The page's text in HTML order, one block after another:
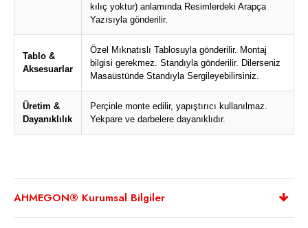
kılıç yoktur) anlamında Resimlerdeki Arapça
Yazısıyla gönderilir.
Tablo &
Aksesuarlar
Özel Mıknatıslı Tablosuyla gönderilir. Montaj
bilgisi gerekmez. Standıyla gönderilir. Dilerseniz
Masaüstünde Standıyla Sergileyebilirsiniz.
Üretim &
Dayanıklılık
Perçinle monte edilir, yapıştırıcı kullanılmaz.
Yekpare ve darbelere dayanıklıdır.
AHMEGON® Kurumsal Bilgiler